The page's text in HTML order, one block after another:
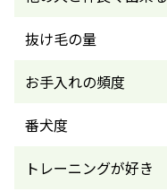
抜け毛の量
お手入れの頻度
番犬度
トレーニングが好き